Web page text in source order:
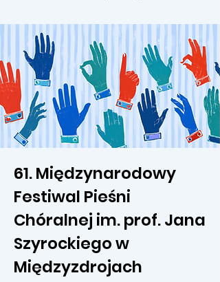
61. Międzynarodowy
Festiwal Pieśni
Chóralnej im. prof. Jana
Szyrockiego w
Międzyzdrojach